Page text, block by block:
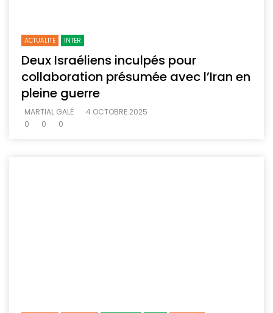
ACTUALITE INTER
Deux Israéliens inculpés pour
collaboration présumée avec l’Iran en
pleine guerre
MARTIAL GALÉ
4 OCTOBRE 2025
0
0 0